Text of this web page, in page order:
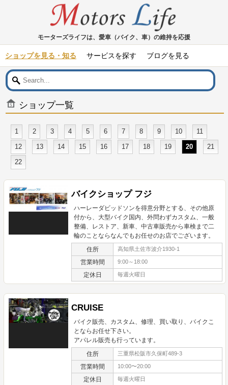
モーターズライフは、愛車（バイク、車）の維持を応援
ショップを見る・知る サービスを探す ブログを見る
ショップ一覧
1 2 3 4 5 6 7 8 9 10
11
12
13 14 15 16 17 18 19 20
21
22
バイクショップ フジ
ハーレーダビッドソンを得意分野とする、その他原
付から、大型バイク国内、外問わずカスタム、一般
整備、レストア、新車、中古車販売から車検まで二
輪のことならなんでもお任せのお店でございます。
住所 高知県土佐市波介1930-1
営業時間 9:00～18:00
定休日 毎週火曜日
CRUISE
バイク販売、カスタム、修理、買い取り、バイクこ
とならお任せ下さい。
アパレル販売も行っています。
住所 三重県松阪市久保町489-3
営業時間 10:00〜20:00
定休日 毎週火曜日